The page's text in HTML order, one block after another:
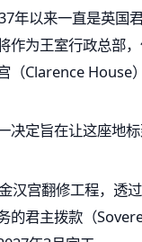
年以来一直是英国
作为王室行政总部
（Clarence House
决定旨在让这座地
汉宫翻修工程，透
的君主拨款（